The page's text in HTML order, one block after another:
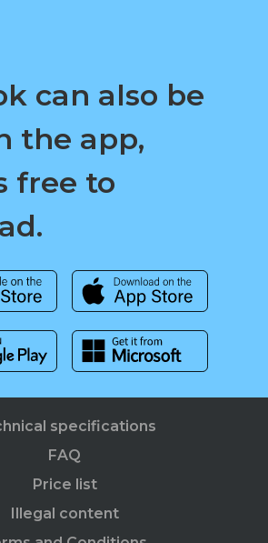
can also be
the app,
free to
specifications
FAQ
Price list
Illegal content